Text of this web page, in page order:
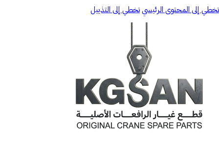
تخطي إلى المحتوى الرئيسيتخطي إلى التذييل